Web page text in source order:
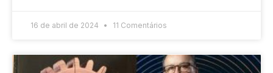
16 de abril de 2024 11 Comentários